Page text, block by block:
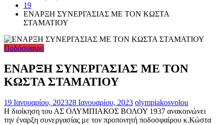
19
ΕΝΑΡΞΗ ΣΥΝΕΡΓΑΣΙΑΣ ΜΕ ΤΟΝ ΚΩΣΤΑ
ΣΤΑΜΑΤΙΟΥ
Ποδόσφαιρο
ΕΝΑΡΞΗ ΣΥΝΕΡΓΑΣΙΑΣ ΜΕ ΤΟΝ
ΚΩΣΤΑ ΣΤΑΜΑΤΙΟΥ
19 Ιανουαρίου, 202328 Ιανουαρίου, 2023 olympiakosvolou
Η διοίκηση του ΑΣ ΟΛΥΜΠΙΑΚΟΣ ΒΟΛΟΥ 1937 ανακοινώνει
την έναρξη συνεργασίας με τον προπονητή ποδοσφαίρου κ.Κώστα